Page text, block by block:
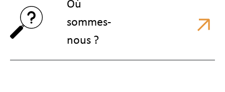
Où
sommes-
nous ?